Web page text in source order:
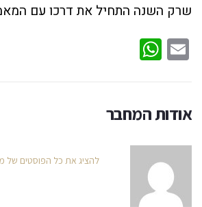
שרק השנה התחיל את דרכו עם
Email
אודות המחבר
להציג את כל הפוסטים של